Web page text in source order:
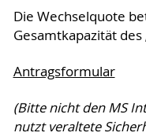
Die Wechselquote
Gesamtkapazität des
Antragsformular
(Bitte nicht den MS
nutzt veraltete